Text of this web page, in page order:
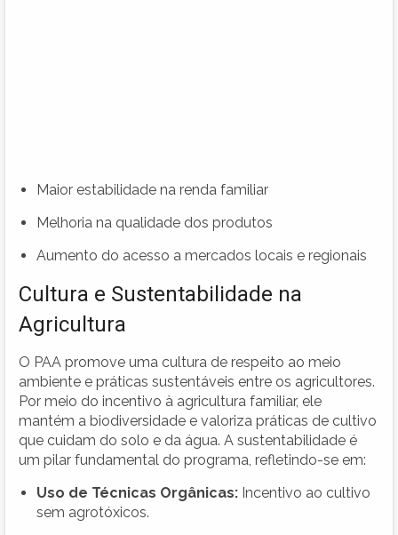
Maior estabilidade na renda familiar
Melhoria na qualidade dos produtos
Aumento do acesso a mercados locais e regionais
Cultura e Sustentabilidade na
Agricultura
O PAA promove uma cultura de respeito ao meio
ambiente e práticas sustentáveis entre os agricultores.
Por meio do incentivo à agricultura familiar, ele
mantém a biodiversidade e valoriza práticas de cultivo
que cuidam do solo e da água. A sustentabilidade é
um pilar fundamental do programa, refletindo-se em:
Uso de Técnicas Orgânicas: Incentivo ao cultivo
sem agrotóxicos.